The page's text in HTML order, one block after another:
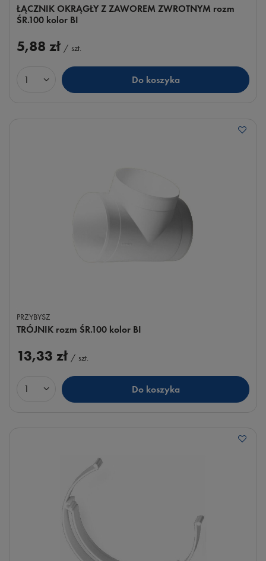
ŁĄCZNIK OKRĄGŁY Z ZAWOREM ZWROTNYM rozm
ŚR.100 kolor BI
5,88 zł / szt.
Ilość produktów Do koszyka
PRZYBYSZ
TRÓJNIK rozm ŚR.100 kolor BI
13,33 zł / szt.
Ilość produktów Do koszyka